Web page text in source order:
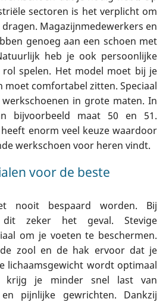
sectoren is het verplicht om
Magazijnmedewerkers en
genoeg aan een schoen met
heb je ook persoonlijke
spelen. Het model moet bij je
moet comfortabel zitten. Speciaal
in grote maten. In
bijvoorbeeld maat 50 en 51.
enorm veel keuze waardoor
werkschoen voor heren vindt.
voor de beste
nooit bespaard worden. Bij
dit zeker het geval. Stevige
om je voeten te beschermen.
zool en de hak ervoor dat je
lichaamsgewicht wordt optimaal
krijg je minder snel last van
pijnlijke gewrichten. Dankzij